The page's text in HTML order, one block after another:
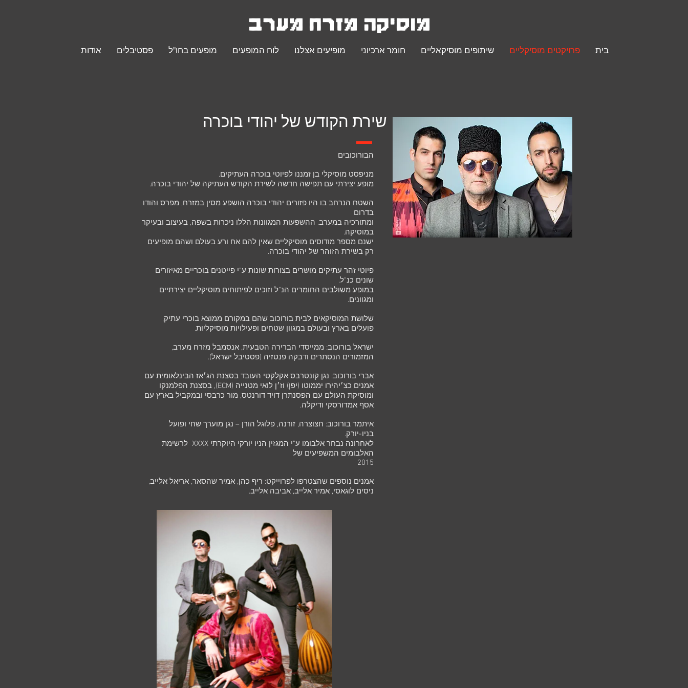
מוסיקה מזרח מערב
בית פרויקטים מוסיקליים שיתופים מוסיקאליים חומר ארכיוני מופיעים אצלנו לוח המופעים מופעים בחו"ל פסטיבלים אודות .
שירת הקודש של יהודי בוכרה
הבורוכובים
מניפסט מוסיקלי בן זמננו לפיוטי בוכרה העתיקים.
מופע יצירתי עם תפישה חדשה לשירת הקודש העתיקה של יהודי בוכרה.
השטח הנרחב בו היו פזורים יהודי בוכרה הושפע מסין במזרח, מפרס והודו
בדרום
ומתורכיה במערב. ההשפעות המגוונות הללו ניכרות בשפה, בעיצוב ובעיקר
במוסיקה.
ישנם מספר מודוסים מוסיקליים שאין להם אח ורע בעולם ושהם מופיעים
רק בשירת הזוהר של יהודי בוכרה.
פיוטי זהר עתיקים מושרים בצורות שונות ע"י פייטנים בוכריים מאיזורים
שונים כנ"ל.
במופע משולבים החומרים הנ"ל וזוכים לפיתוחים מוסיקליים יצירתיים
ומגוונים.
שלושת המוסיקאים לבית בורוכוב שהם במקורם ממוצא בוכרי עתיק,
פועלים בארץ ובעולם במגוון שטחים ופעילויות מוסיקליות.
ישראל בורוכוב: ממייסדי הברירה הטבעית, אנסמבל מזרח מערב,
המזמורים הנסתרים ודבקה פנטזיה (פסטיבל ישראל).
אברי בורוכוב: נגן קונטרבס אקלקטי העובד בסצנת הג׳אז הבינלאומית עם
אמנים כצ׳יהירו יממוטו (יפן) וז׳ן לואי מטנייה (ECM), בסצנת הפלמנקו
ומוסיקת העולם עם הפסנתרן דויד דורנטס, מור כרבסי ובמקביל בארץ עם
אסף אמדורסקי ודיקלה.
איתמר בורוכוב: חצוצרה, זורנה, פלוגל הורן – נגן מוערך שחי ופועל
בניו-יורק.
לאחרונה נבחר אלבומו ע"י המגזין הניו יורקי היוקרתי XXXX לרשימת
האלבומים המשפיעים של
2015
אמנים נוספים שהצטרפו לפרוייקט: ריף כהן, אמיר שהסאר, אריאל אלייב,
ניסים לוגאסי, אמיר אלייב, אביבה אלייב.